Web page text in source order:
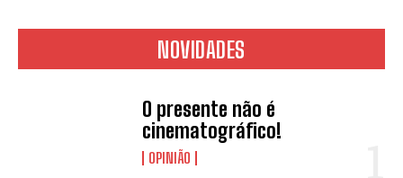
NOVIDADES
O presente não é
cinematográfico!
OPINIÃO